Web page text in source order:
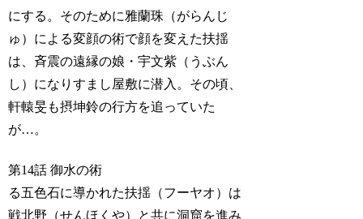
にする。そのために雅蘭珠（がらんじ
ゅ）による変顔の術で顔を変えた扶揺
は、斉震の遠縁の娘・宇文紫（うぶん
し）になりすまし屋敷に潜入。その頃、
軒轅旻も摂坤鈴の行方を追っていた
が…。
第14話 御水の術
る五色石に導かれた扶揺（フーヤオ）は
戦北野（せんほくや）と共に洞窟を進み